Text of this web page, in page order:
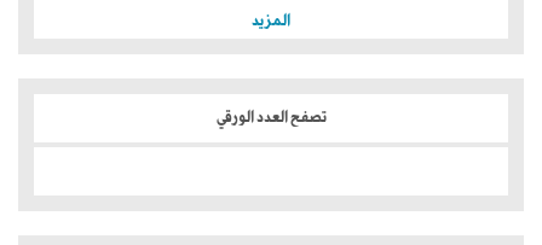
المزيد
تصفح العدد الورقي